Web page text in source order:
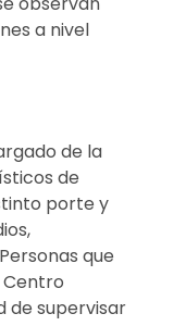
a nivel
de la
de
porte y
que
de supervisar